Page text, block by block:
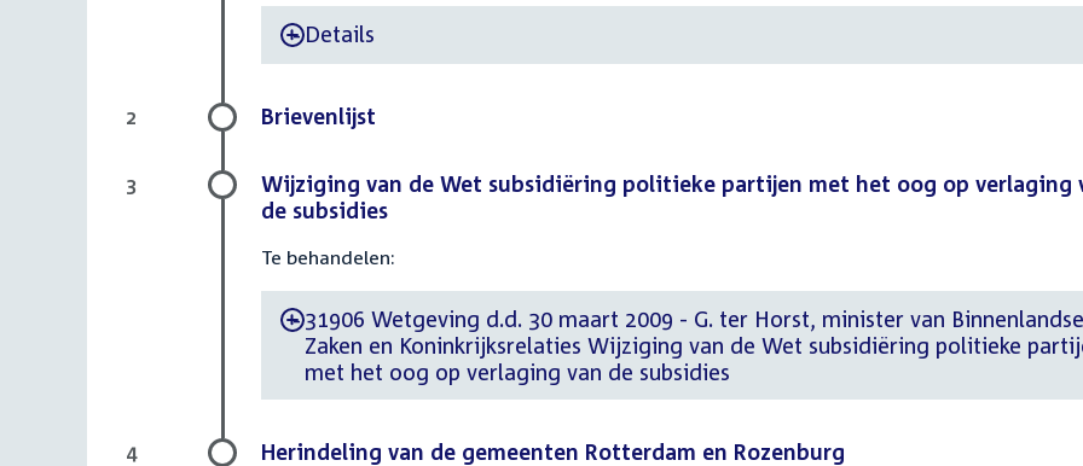
- Details
Brievenlijst
2
Wijziging van de Wet subsidiëring politieke partijen met het oog op verlaging
de subsidies
Te behandelen:
-31906 Wetgeving d.d. 30 maart 2009 - G. ter Horst, minister van Binnenlandse
Zaken en Koninkrijksrelaties Wijziging van de Wet subsidiëring politieke
met het oog op verlaging van de subsidies
3
Herindeling van de gemeenten Rotterdam en Rozenburg
4